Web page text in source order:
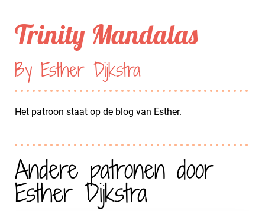
Trinity Mandalas
By Esther Dijkstra
Het patroon staat op de blog van Esther.
Andere patronen door
Esther Dijkstra